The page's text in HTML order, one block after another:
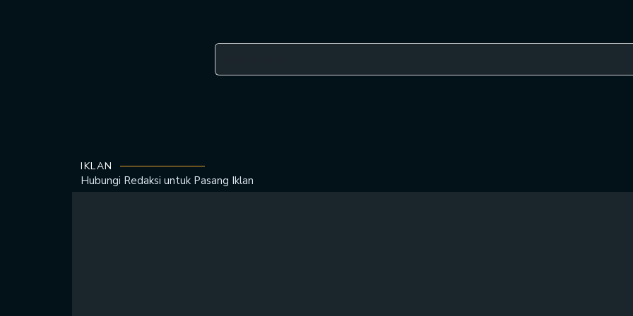
IKLAN
Hubungi Redaksi untuk Pasang Iklan